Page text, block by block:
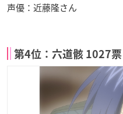
声優：近藤隆さん
第4位：六道骸 1027票